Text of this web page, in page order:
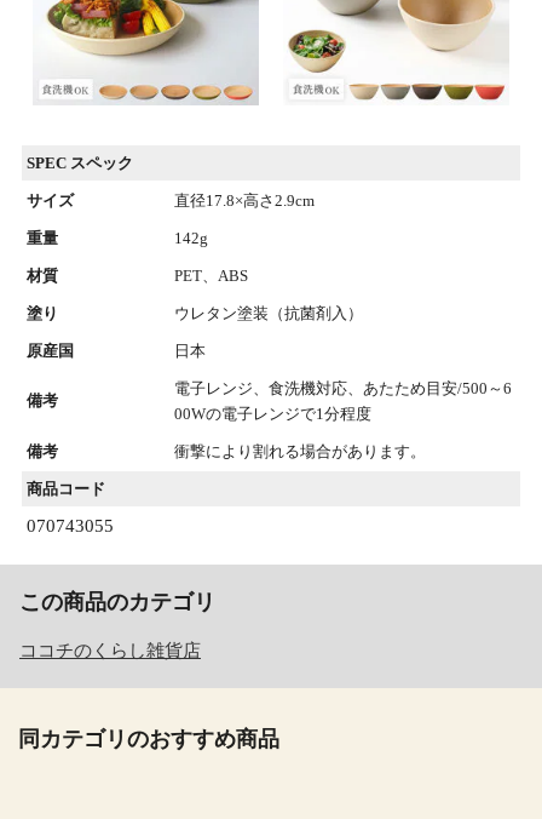
SPEC スペック
サイズ 直径17.8×高さ2.9cm
重量 142g
材質 PET、ABS
塗り ウレタン塗装（抗菌剤入）
原産国 日本
備考
電子レンジ、食洗機対応、あたため目安/500～6
00Wの電子レンジで1分程度
備考 衝撃により割れる場合があります。
商品コード
070743055
この商品のカテゴリ
ココチのくらし雑貨店
同カテゴリのおすすめ商品